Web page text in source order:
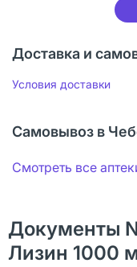
Доставка и
Условия доставки
Самовывоз в
Смотреть все
Документы
Лизин 1000